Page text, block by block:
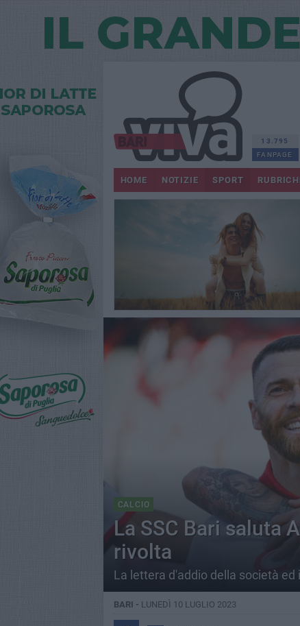
13.795
FANPAGE
HOME NOTIZIE SPORT
CALCIO
La SSC Bari saluta
rivolta
La lettera d'addio della società
BARI - LUNEDÌ 10 LUGLIO 2023